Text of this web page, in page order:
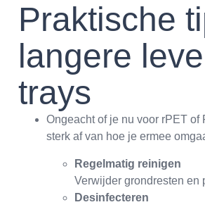
Praktische
langere
trays
Ongeacht of je nu voor rPET
sterk af van hoe je ermee
Regelmatig reinigen
Verwijder grondresten en
Desinfecteren